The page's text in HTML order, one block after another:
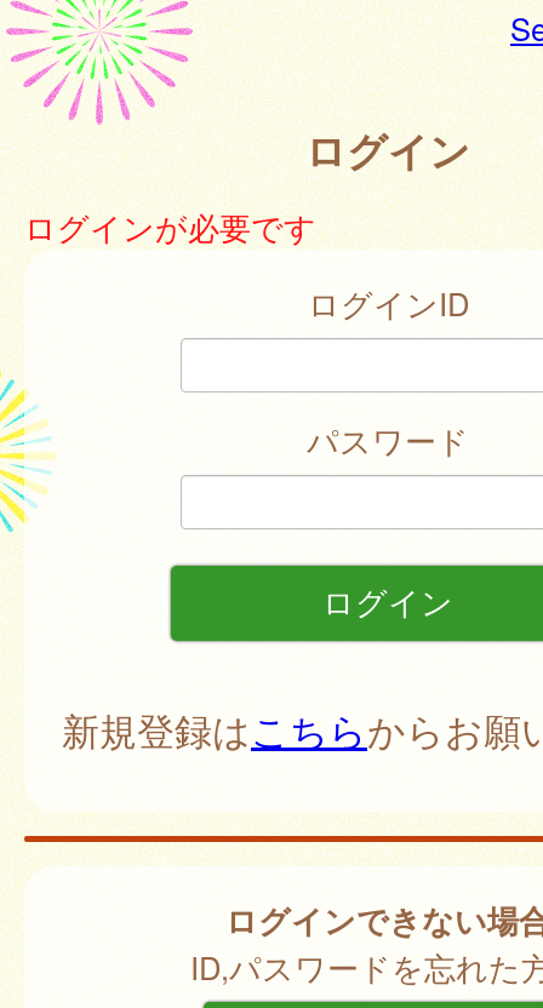
ログイン
ログインが必要です
ログインID
パスワード
新規登録はこちらからお願
ログインできない場
ID,パスワードを忘れた